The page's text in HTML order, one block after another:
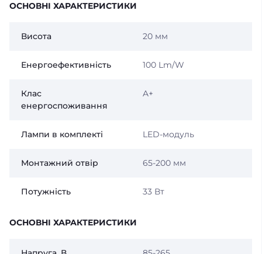
ОСНОВНІ ХАРАКТЕРИСТИКИ
Висота 20 мм
Енергоефективність 100 Lm/W
Клас
енергоспоживання
A+
Лампи в комплекті LED-модуль
Монтажний отвір 65-200 мм
Потужність 33 Вт
ОСНОВНІ ХАРАКТЕРИСТИКИ